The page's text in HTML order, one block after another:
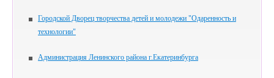
Городской Дворец творчества детей и молодежи "Одаренность и
технологии"
Администрация Ленинского района г.Екатеринбурга